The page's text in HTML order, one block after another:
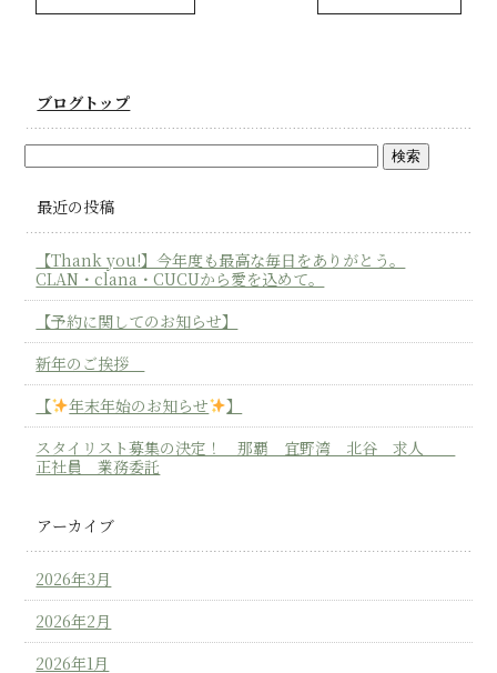
ブログトップ
最近の投稿
【Thank you!】今年度も最高な毎日をありがとう。
CLAN・clana・CUCUから愛を込めて。
【予約に関してのお知らせ】
新年のご挨拶
【
年末年始のお知らせ
】
スタイリスト募集の決定！ 那覇 宜野湾 北谷 求人
正社員 業務委託
アーカイブ
2026年3月
2026年2月
2026年1月